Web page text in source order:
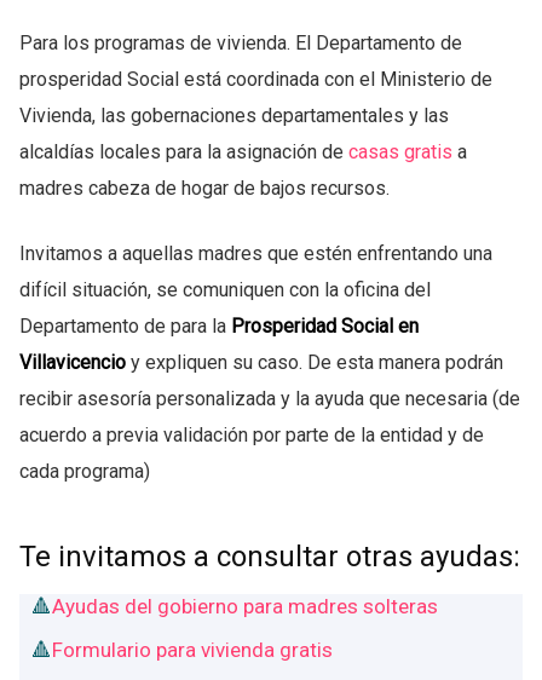
Para los programas de vivienda. El Departamento de
prosperidad Social está coordinada con el Ministerio de
Vivienda, las gobernaciones departamentales y las
alcaldías locales para la asignación de casas gratis a
madres cabeza de hogar de bajos recursos.
Invitamos a aquellas madres que estén enfrentando una
difícil situación, se comuniquen con la oficina del
Departamento de para la Prosperidad Social en
Villavicencio y expliquen su caso. De esta manera podrán
recibir asesoría personalizada y la ayuda que necesaria (de
acuerdo a previa validación por parte de la entidad y de
cada programa)
Te invitamos a consultar otras ayudas:
Ayudas del gobierno para madres solteras
Formulario para vivienda gratis